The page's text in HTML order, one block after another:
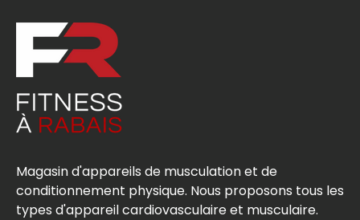
Magasin d'appareils de musculation et de
conditionnement physique. Nous proposons tous les
types d'appareil cardiovasculaire et musculaire.